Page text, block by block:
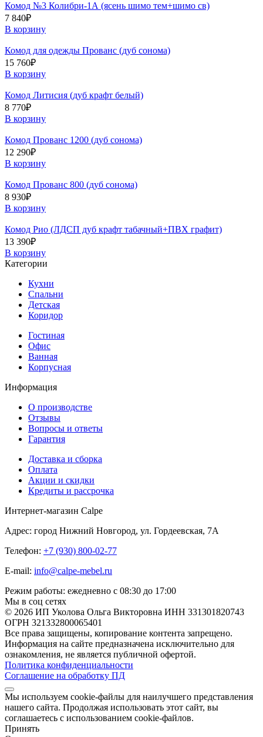
Комод №3 Колибри-1А (ясень шимо тем+шимо св)
7 840₽
В корзину
Комод для одежды Прованс (дуб сонома)
15 760₽
В корзину
Комод Литисия (дуб крафт белый)
8 770₽
В корзину
Комод Прованс 1200 (дуб сонома)
12 290₽
В корзину
Комод Прованс 800 (дуб сонома)
8 930₽
В корзину
Комод Рио (ЛДСП дуб крафт табачный+ПВХ графит)
13 390₽
В корзину
Категории
Кухни
Спальни
Детская
Коридор
Гостиная
Офис
Ванная
Корпусная
Информация
О производстве
Отзывы
Вопросы и ответы
Гарантия
Доставка и сборка
Оплата
Акции и скидки
Кредиты и рассрочка
Интернет-магазин Calpe
Адрес: город Нижний Новгород, ул. Гордеевская, 7А
Телефон: +7 (930) 800-02-77
E-mail: info@calpe-mebel.ru
Режим работы: ежедневно с 08:30 до 17:00
Мы в соц сетях
© 2026 ИП Уколова Ольга Викторовна ИНН 331301820743
ОГРН 321332800065401
Все права защищены, копирование контента запрещено.
Информация на сайте предназначена исключительно для
ознакомления, не является публичной офертой.
Политика конфиденциальности
Соглашение на обработку ПД
Мы используем cookie-файлы для наилучшего представления
нашего сайта. Продолжая использовать этот сайт, вы
соглашаетесь с использованием cookie-файлов.
Принять